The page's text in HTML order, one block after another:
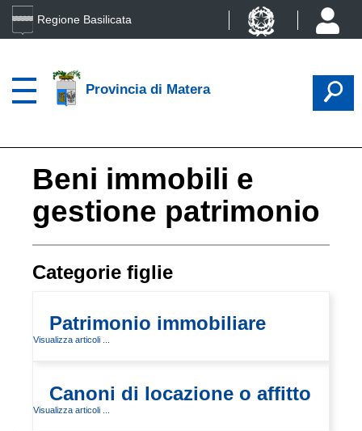
Regione Basilicata
Provincia di Matera
Beni immobili e
gestione patrimonio
Categorie figlie
Patrimonio immobiliare
Visualizza articoli ...
Canoni di locazione o affitto
Visualizza articoli ...